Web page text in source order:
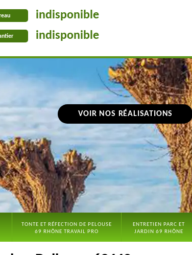
indisponible
indisponible
VOIR NOS RÉALISATIONS
TONTE ET RÉFECTION DE PELOUSE
69 RHÔNE TRAVAIL PRO
ENTRETIEN PARC ET
JARDIN 69 RHÔNE